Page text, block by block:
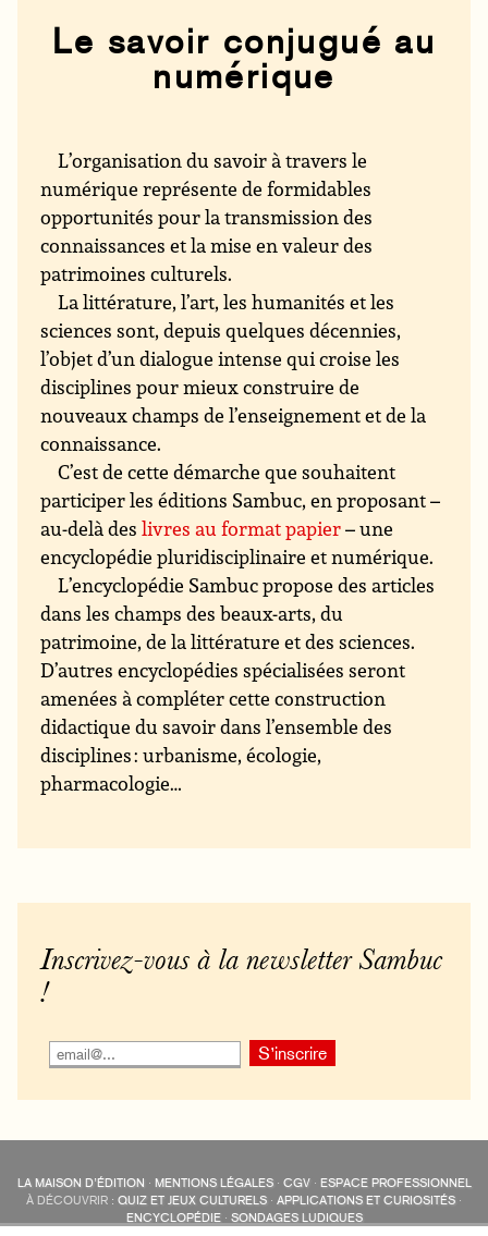
Le savoir conjugué au
numérique
L’organisation du savoir à travers le
numérique représente de formidables
opportunités pour la transmission des
connaissances et la mise en valeur des
patrimoines culturels.
La littérature, l’art, les humanités et les
sciences sont, depuis quelques décennies,
l’objet d’un dialogue intense qui croise les
disciplines pour mieux construire de
nouveaux champs de l’enseignement et de la
connaissance.
C’est de cette démarche que souhaitent
participer les éditions Sambuc, en proposant –
au-delà deslivres au format papier– une
encyclopédie pluridisciplinaire et numérique.
L’encyclopédie Sambuc propose des articles
dans les champs des beaux-arts, du
patrimoine, de la littérature et des sciences.
D’autres encyclopédies spécialisées seront
amenées à compléter cette construction
didactique du savoir dans l’ensemble des
disciplines : urbanisme, écologie,
pharmacologie…
Inscrivez-vous à la newsletter Sambuc
!
LA MAISON D’ÉDITION · MENTIONS LÉGALES· CGV· ESPACE PROFESSIONNEL
À DÉCOUVRIR : QUIZ ET JEUX CULTURELS · APPLICATIONS ET CURIOSITÉS ·
ENCYCLOPÉDIE· SONDAGES LUDIQUES